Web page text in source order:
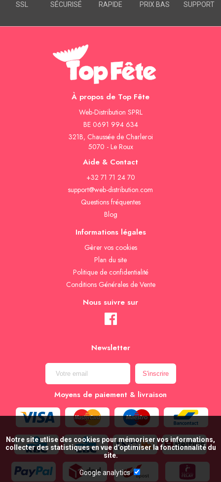
SSL SÉCURISÉ RAPIDE PRIX BAS SUPPORT
À propos de Top Fête
Web-Distribution SPRL
BE 0691 994 634
321B, Chaussée de Charleroi
5070 - Le Roux
Aide & Contact
+32 71 71 24 70
support@web-distribution.com
Questions fréquentes
Blog
Informations légales
Gèrer vos cookies
Plan du site
Politique de confidentialité
Conditions Générales de Vente
Nous suivre sur
Newsletter
Moyens de paiement & livraison
Notre site utlise des cookies pour mémoriser vos informations,
collecter des statistiques en vue d’optimiser la fonctionnalité du
site.
Google analytics